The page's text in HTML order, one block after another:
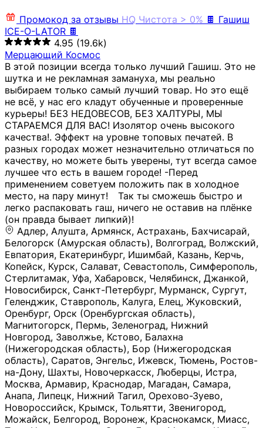
Промокод за отзывы HQ Чистота > 0% 🍫 Гашиш
ICE-O-LATOR 🍫
4.95 (19.6k)
Мерцающий Космос
В этой позиции всегда только лучший Гашиш. Это не
шутка и не рекламная замануха, мы реально
выбираем только самый лучший товар. Но это ещё
не всё, у нас его кладут обученные и проверенные
курьеры! БЕЗ НЕДОВЕСОВ, БЕЗ ХАЛТУРЫ, МЫ
СТАРАЕМСЯ ДЛЯ ВАС! Изолятор очень высокого
качества!. Эффект на уровне топовых печатей. В
разных городах может незначительно отличаться по
качеству, но можете быть уверены, тут всегда самое
лучшее что есть в вашем городе! -Перед
применением советуем положить пак в холодное
место, на пару минут!⠀ Так ты сможешь быстро и
легко распаковать гаш, ничего не оставив на плёнке
(он правда бывает липкий)!
Адлер, Алушта, Армянск, Астрахань, Бахчисарай,
Белогорск (Амурская область), Волгоград, Волжский,
Евпатория, Екатеринбург, Ишимбай, Казань, Керчь,
Копейск, Курск, Салават, Севастополь, Симферополь,
Стерлитамак, Уфа, Хабаровск, Челябинск, Джанкой,
Новосибирск, Санкт-Петербург, Мурманск, Сургут,
Геленджик, Ставрополь, Калуга, Елец, Жуковский,
Оренбург, Орск (Оренбургская область),
Магнитогорск, Пермь, Зеленоград, Нижний
Новгород, Заволжье, Кстово, Балахна
(Нижегородская область), Бор (Нижегородская
область), Саратов, Энгельс, Ижевск, Тюмень, Ростов-
на-Дону, Шахты, Новочеркасск, Люберцы, Истра,
Москва, Армавир, Краснодар, Магадан, Самара,
Анапа, Липецк, Нижний Тагил, Орехово-Зуево,
Новороссийск, Крымск, Тольятти, Звенигород,
Можайск, Белгород, Воронеж, Краснокамск, Миасс,